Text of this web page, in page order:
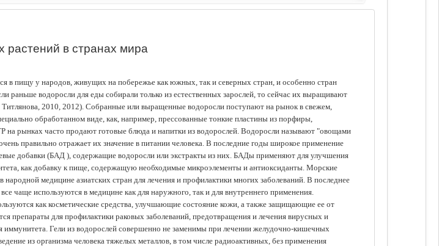
растений в странах мира
в пищу у народов, живущих на побережье как южных, так и северных стран, и особенно стран
раньше водоросли для еды собирали только из естественных зарослей, то сейчас их выращивают
2010, 2012). Собранные или выращенные водоросли поступают на рынок в свежем,
обработанном виде, как, например, прессованные тонкие пластины из порфиры,
на рынках часто продают готовые блюда и напитки из водорослей. Водоросли называют "овощами
правильно отражает их значение в питании человека. В последние годы широкое применение
добавки (БАД ), содержащие водоросли или экстракты из них. БАДы применяют для улучшения
как добавку к пище, содержащую необходимые микроэлементы и антиоксиданты. Морские
медицине азиатских стран для лечения и профилактики многих заболеваний. В последнее
чаще используются в медицине как для наружного, так и для внутреннего применения.
как косметические средства, улучшающие состояние кожи, а также защищающие ее от
препараты для профилактики раковых заболеваний, предотвращения и лечения вирусных и
иммунитета. Гели из водорослей совершенно не заменимы при лечении желудочно-кишечных
из организма человека тяжелых металлов, в том числе радиоактивных, без применения